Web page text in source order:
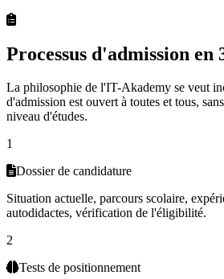
Processus d'admission en
La philosophie de l'IT-Akademy se veut
d'admission est ouvert à toutes et tous,
niveau d'études.
1
Dossier de candidature
Situation actuelle, parcours scolaire,
autodidactes, vérification de l'éligibilité.
2
Tests de positionnement